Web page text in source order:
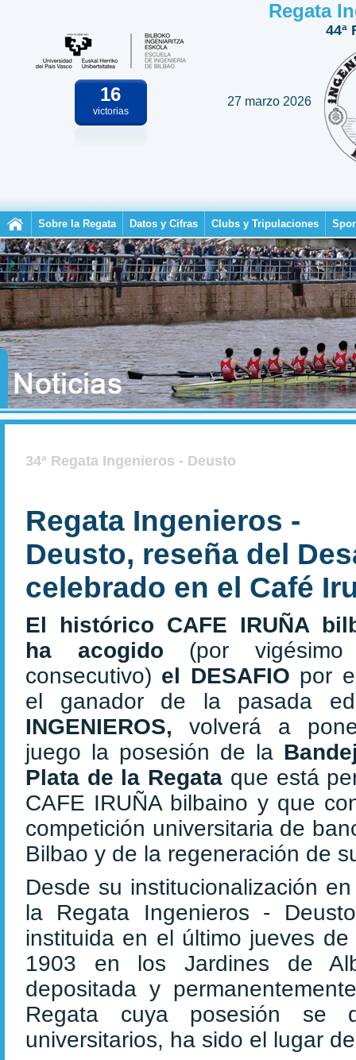
16
victorias
Regata
44ª
27 marzo 2026
Sobre la Regata Datos y Cifras Clubs y Tripulaciones
34ª Regata Ingenieros - Deusto
Regata Ingenieros -
Deusto, reseña del
celebrado en el Café
El histórico CAFE IRUÑA
ha acogido (por
consecutivo) el DESAFIO por
el ganador de la pasada
INGENIEROS, volverá a
juego la posesión de la
Plata de la Regata que está
CAFE IRUÑA bilbaino y que
competición universitaria de
Bilbao y de la regeneración de
Desde su institucionalización
la Regata Ingenieros -
instituida en el último jueves
1903 en los Jardines de
depositada y
Regata cuya posesión se
universitarios, ha sido el lugar